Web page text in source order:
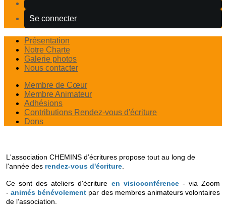
Se connecter
Présentation
Notre Charte
Galerie photos
Nous contacter
Membre de Cœur
Membre Animateur
Adhésions
Contributions Rendez-vous d'écriture
Dons
L'association CHEMINS d’écritures propose tout au long de
l'année des rendez-vous d'écriture
Ce sont des ateliers d'écriture en visioconférence- via Zoom
-animés bénévolement par des membres animateurs volontaires
de l’association.